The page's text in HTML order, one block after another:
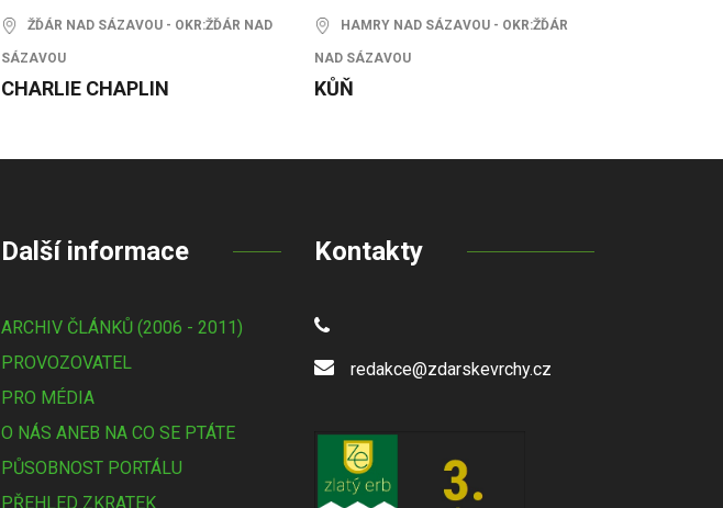
ŽĎÁR NAD SÁZAVOU - OKR:ŽĎÁR NAD
SÁZAVOU
CHARLIE CHAPLIN
HAMRY NAD SÁZAVOU - OKR:ŽĎÁR
NAD SÁZAVOU
KŮŇ
Další informace
ARCHIV ČLÁNKŮ (2006 - 2011)
PROVOZOVATEL
PRO MÉDIA
O NÁS ANEB NA CO SE PTÁTE
PŮSOBNOST PORTÁLU
PŘEHLED ZKRATEK
Kontakty
redakce@zdarskevrchy.cz